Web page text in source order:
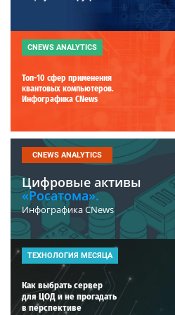
CNEWS ANALYTICS
Топ-10 сфер применения
квантовых компьютеров.
Инфографика CNews
CNEWS ANALYTICS
Цифровые активы
«Росатома».
Инфографика CNews
ТЕХНОЛОГИЯ МЕСЯЦА
Как выбрать сервер
для ЦОД и не прогадать
в перспективе